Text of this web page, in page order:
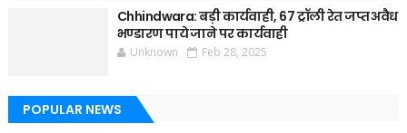
Chhindwara: बड़ी कार्यवाही, 67 ट्रॉली रेत जप्त अवैध
भण्डारण पाये जाने पर कार्यवाही
Unknown Feb 28, 2025
POPULAR NEWS